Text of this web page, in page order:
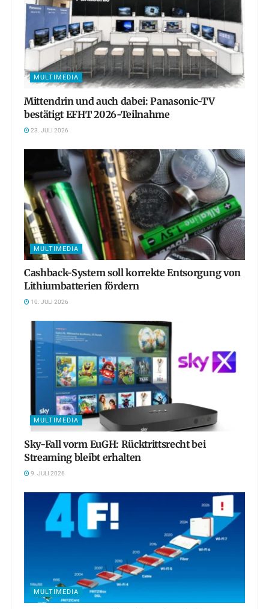
MULTIMEDIA
Mittendrin und auch dabei: Panasonic-TV
bestätigt EFHT 2026-Teilnahme
23. JULI 2026
MULTIMEDIA
Cashback-System soll korrekte Entsorgung von
Lithiumbatterien fördern
10. JULI 2026
MULTIMEDIA
Sky-Fall vorm EuGH: Rücktrittsrecht bei
Streaming bleibt erhalten
9. JULI 2026
MULTIMEDIA